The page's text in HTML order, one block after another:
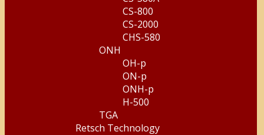
CS-800
CS-2000
CHS-580
ONH
OH-p
ON-p
ONH-p
H-500
TGA
Retsch Technology